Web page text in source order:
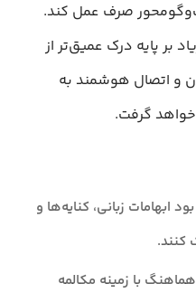
صرف عمل کند.
بر پایه درک عمیق‌تر از
و اتصال هوشمند به
گرفت.
ابهامات زبانی، کنایه‌ها و
کنند.
با زمینه‌ مکالمه